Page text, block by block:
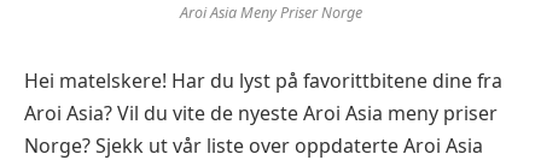
Aroi Asia Meny Priser Norge
Hei matelskere! Har du lyst på favorittbitene dine fra
Aroi Asia? Vil du vite de nyeste Aroi Asia meny priser
Norge? Sjekk ut vår liste over oppdaterte Aroi Asia